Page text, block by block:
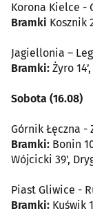
Korona Kielce -
Bramki Kosznik
Jagiellonia –
Bramki: Żyro
Sobota (16.08)
Górnik Łęczna -
Bramki: Bonin
Wójcicki 39',
Piast Gliwice -
Bramki: Kuświk